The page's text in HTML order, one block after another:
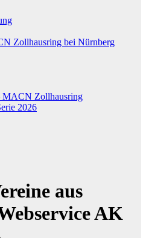
Zollhausring bei Nürnberg
MACN Zollhausring
2026
aus
AK